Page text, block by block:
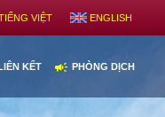
VIỆT ENGLISH
KẾT campaign PHÒNG DỊCH